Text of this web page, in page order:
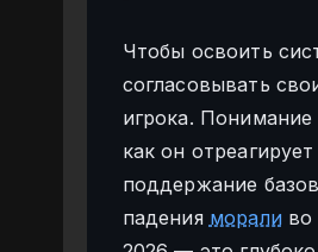
Чтобы освоить
согласовывать
игрока.
как он
поддержание
падения мораливо